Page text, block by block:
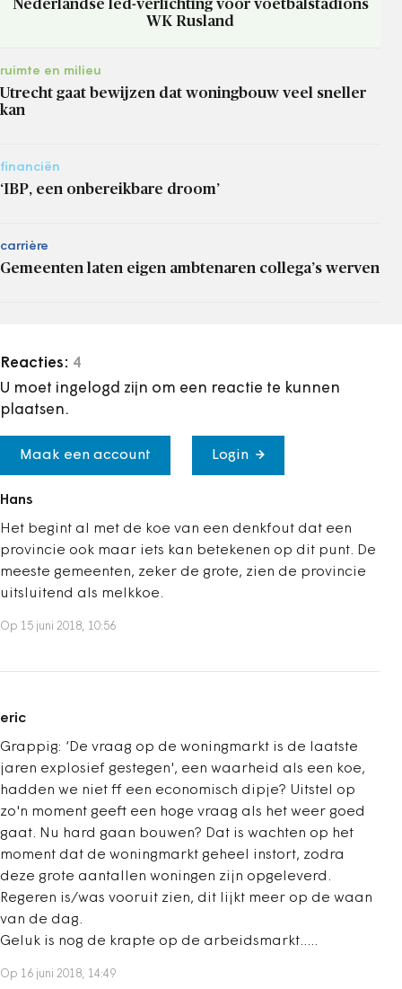
Nederlandse led-verlichting voor voetbalstadions
WK Rusland
ruimte en milieu
Utrecht gaat bewijzen dat woningbouw veel sneller
kan
financiën
‘IBP, een onbereikbare droom’
carrière
Gemeenten laten eigen ambtenaren collega’s werven
Reacties: 4
U moet ingelogd zijn om een reactie te kunnen
plaatsen.
Maak een account Login
Hans
Het begint al met de koe van een denkfout dat een
provincie ook maar iets kan betekenen op dit punt. De
meeste gemeenten, zeker de grote, zien de provincie
uitsluitend als melkkoe.
Op 15 juni 2018, 10:56
eric
Grappig: ‘De vraag op de woningmarkt is de laatste
jaren explosief gestegen', een waarheid als een koe,
hadden we niet ff een economisch dipje? Uitstel op
zo'n moment geeft een hoge vraag als het weer goed
gaat. Nu hard gaan bouwen? Dat is wachten op het
moment dat de woningmarkt geheel instort, zodra
deze grote aantallen woningen zijn opgeleverd.
Regeren is/was vooruit zien, dit lijkt meer op de waan
van de dag.
Geluk is nog de krapte op de arbeidsmarkt.....
Op 16 juni 2018, 14:49